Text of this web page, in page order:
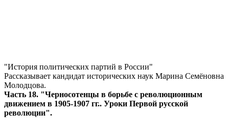
"История политических партий в России"
Рассказывает кандидат исторических наук Марина Семёновна
Молодцова.
Часть 18. "Черносотенцы в борьбе с революционным
движением в 1905-1907 гг.. Уроки Первой русской
революции".